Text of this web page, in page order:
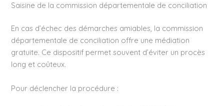
Saisine de la commission départementale de conciliation
En cas d’échec des démarches amiables, la commission
départementale de conciliation offre une médiation
gratuite. Ce dispositif permet souvent d’éviter un procès
long et coûteux.
Pour déclencher la procédure :